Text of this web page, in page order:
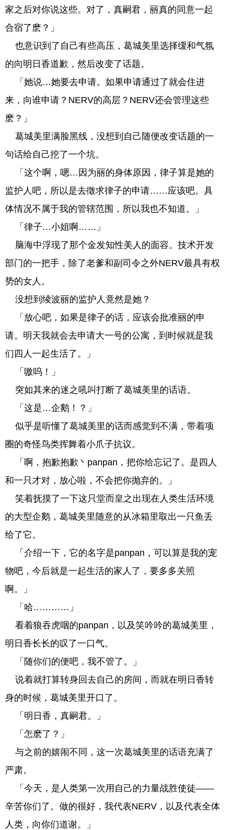
家之后对你说这些。对了，真嗣君，丽真的同意一起
合宿了麽？」
也意识到了自己有些高压，葛城美里选择缓和气氛
的向明日香道歉，然后改变了话题。
「她说…她要去申请。如果申请通过了就会住进
来，向谁申请？NERV的高层？NERV还会管理这些
麽？」
葛城美里满脸黑线，没想到自己随便改变话题的一
句话给自己挖了一个坑。
「这个啊，嗯…因为丽的身体原因，律子算是她的
监护人吧，所以是去徵求律子的申请……应该吧。具
体情况不属于我的管辖范围，所以我也不知道。」
「律子…小姐啊……」
脑海中浮现了那个金发知性美人的面容。技术开发
部门的一把手，除了老爹和副司令之外NERV最具有权
势的女人。
没想到绫波丽的监护人竟然是她？
「放心吧，如果是律子的话，应该会批准丽的申
请。明天我就会去申请大一号的公寓，到时候就是我
们四人一起生活了。」
「嗷呜！」
突如其来的迷之吼叫打断了葛城美里的话语。
「这是…企鹅！？」
似乎是听懂了葛城美里的话而感觉到不满，带着项
圈的奇怪鸟类挥舞着小爪子抗议。
「啊，抱歉抱歉丶panpan，把你给忘记了。是四人
和一只才对，放心啦，不会把你抛弃的。」
笑着抚摸了一下这只堂而皇之出现在人类生活环境
的大型企鹅，葛城美里随意的从冰箱里取出一只鱼丢
给了它。
「介绍一下，它的名字是panpan，可以算是我的宠
物吧，今后就是一起生活的家人了，要多多关照
啊。」
「哈…………」
看着狼吞虎咽的panpan，以及笑吟吟的葛城美里，
明日香长长的叹了一口气。
「随你们的便吧，我不管了。」
说着就打算转身回去自己的房间，而就在明日香转
身的时候，葛城美里开口了。
「明日香，真嗣君。」
「怎麽了？」
与之前的嬉闹不同，这一次葛城美里的话语充满了
严肃。
「今天，是人类第一次用自己的力量战胜使徒——
辛苦你们了。做的很好，我代表NERV，以及代表全体
人类，向你们道谢。」